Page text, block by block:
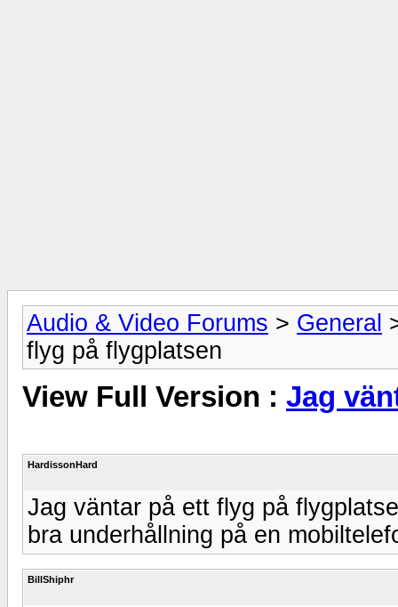
Audio & Video Forums > General
flyg på flygplatsen
View Full Version : Jag
HardissonHard
Jag väntar på ett flyg på
bra underhållning på en
BillShiphr